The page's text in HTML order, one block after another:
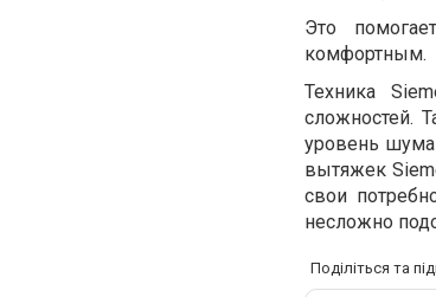
Это
комфортным.
Техника
сложностей.
уровень шума
вытяжек
свои
несложно
Поділіться та